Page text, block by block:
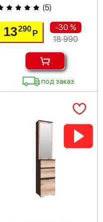
(5)
13290 Р
-30 %
18 990
под заказ